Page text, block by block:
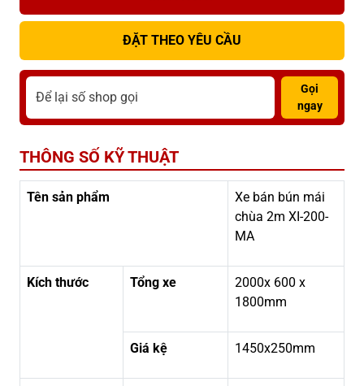
ĐẶT THEO YÊU CẦU
Gọi
ngay
THÔNG SỐ KỸ THUẬT
Tên sản phẩm
Xe bán bún mái
chùa 2m XI-200-
MA
Kích thước Tổng xe
2000x 600 x
1800mm
Giá kệ 1450x250mm